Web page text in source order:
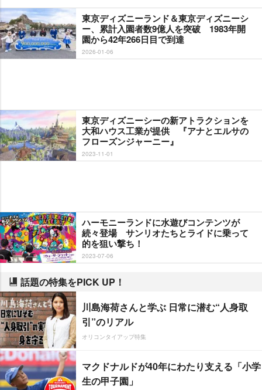
東京ディズニーランド＆東京ディズニーシ
ー、累計入園者数9億人を突破 1983年開
園から42年266日目で到達
2026-01-06
東京ディズニーシーの新アトラクションを
大和ハウス工業が提供 『アナとエルサの
フローズンジャーニー』
2023-11-01
ハーモニーランドに水遊びコンテンツが
続々登場 サンリオたちとライドに乗って
的を狙い撃ち！
2023-07-06
話題の特集をPICK UP！
川島海荷さんと学ぶ 日常に潜む“人身取
引”のリアル
オリコンタイアップ特集
マクドナルドが40年にわたり支える「小学
生の甲子園」